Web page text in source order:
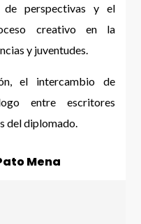
de perspectivas y el
creativo en la
y juventudes.
el intercambio de
entre escritores
del diplomado.
Mena